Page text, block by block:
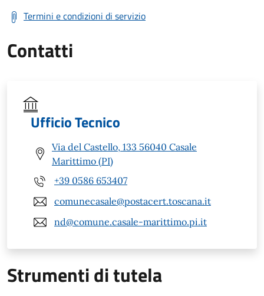
Termini e condizioni di servizio
Contatti
Ufficio Tecnico
Via del Castello, 133 56040 Casale
Marittimo (PI)
+39 0586 653407
comunecasale@postacert.toscana.it
nd@comune.casale-marittimo.pi.it
Strumenti di tutela